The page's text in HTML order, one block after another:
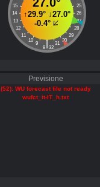
15
25
14
26
13
27
12
28
11
29
10
30
9 31
|
8 32
↑29.9°↓27.0°
-0.4°
Previsione
(52): WU forecast file not ready
wufct_it-IT_h.txt